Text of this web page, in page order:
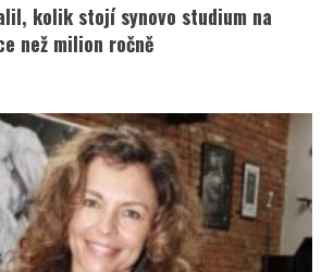
kolik stojí synovo studium na
než milion ročně